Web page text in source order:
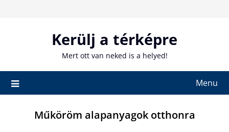
Kerülj a térképre
Mert ott van neked is a helyed!
Menu
Műköröm alapanyagok otthonra